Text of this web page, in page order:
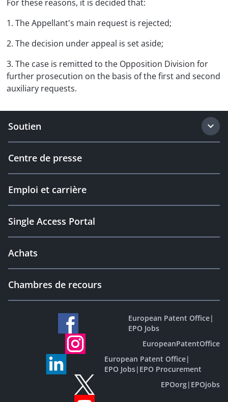
For these reasons, it is decided that:
1. The Appellant's main request is rejected;
2. The decision under appeal is set aside;
3. The case is remitted to the Opposition Division for
further prosecution on the basis of the first and second
auxiliary requests.
Soutien
Centre de presse
Emploi et carrière
Single Access Portal
Achats
Chambres de recours
European Patent Office|
EPO Jobs
EuropeanPatentOffice
European Patent Office|
EPO Jobs| EPO Procurement
EPOorg| EPOjobs